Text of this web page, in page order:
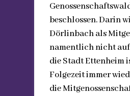
beschlossen. Darin
Dörlinbach als
namentlich nicht
die Stadt Ettenheim
Folgezeit immer
die